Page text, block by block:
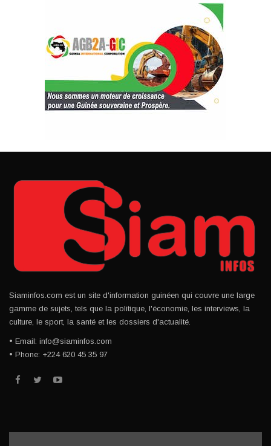
Siaminfos.com est un site d'information guinéen qui couvre une large
gamme de sujets, tels que la politique, l'économie, les interviews, la
culture, le sport, la santé et les dossiers d'actualité.
• Email: info@siaminfos.com
• Phone: +224 620 45 35 97